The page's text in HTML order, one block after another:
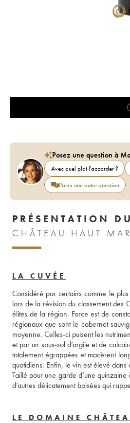
Posez une question à
Avec quel plat l'accorder ?
Poser une autre question
PRÉSENTATION
LA CUVÉE
Considéré par certains comme le
lors de la révision du classement des
élites de la région. Force est de
régionaux que sont le cabernet-
moyenne. Celles-ci puisent les
et par un sous-sol d’argile et de
totalement égrappées et macèrent
quotidiens. Enfin, le vin est élevé
Taillé pour une garde d’une
d’autres délicatement boisées qui
LE DOMAINE